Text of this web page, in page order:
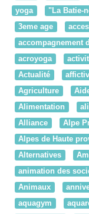
yoga
"La Batie-
3eme age
accompagnement
acroyoga
Actualité
Agriculture
Alimentation
Alliance
Alpe
Alpes de Haute
Alternatives
animation des
Animaux
aquagym